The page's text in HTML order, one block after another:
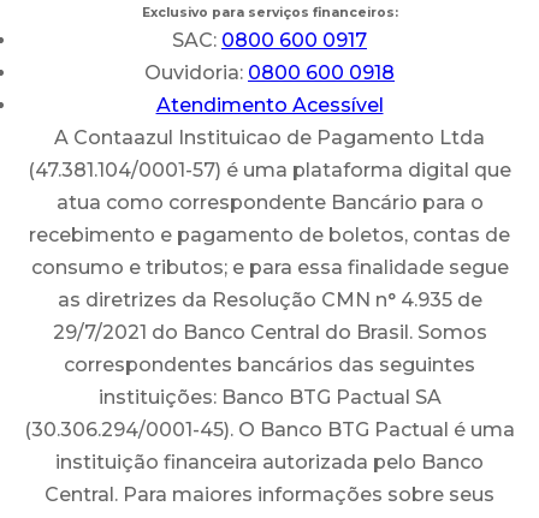
Exclusivo para serviços financeiros:
SAC: 0800 600 0917
Ouvidoria: 0800 600 0918
Atendimento Acessível
A Contaazul Instituicao de Pagamento Ltda
(47.381.104/0001-57) é uma plataforma digital que
atua como correspondente Bancário para o
recebimento e pagamento de boletos, contas de
consumo e tributos; e para essa finalidade segue
as diretrizes da Resolução CMN n° 4.935 de
29/7/2021 do Banco Central do Brasil. Somos
correspondentes bancários das seguintes
instituições: Banco BTG Pactual SA
(30.306.294/0001-45). O Banco BTG Pactual é uma
instituição financeira autorizada pelo Banco
Central. Para maiores informações sobre seus